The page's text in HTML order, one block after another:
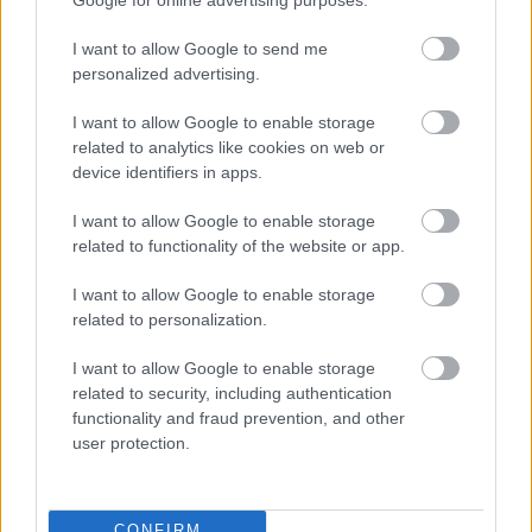
I want to allow Google to send me
personalized advertising.
I want to allow Google to enable storage
related to analytics like cookies on web or
device identifiers in apps.
I want to allow Google to enable storage
related to functionality of the website or app.
I want to allow Google to enable storage
related to personalization.
I want to allow Google to enable storage
related to security, including authentication
functionality and fraud prevention, and other
user protection.
Arról, hogy Michael Schumacher mennyire
volt jó valójában a visszatérése után,